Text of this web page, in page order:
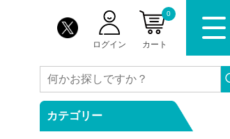
カート
0
ログイン
カテゴリー